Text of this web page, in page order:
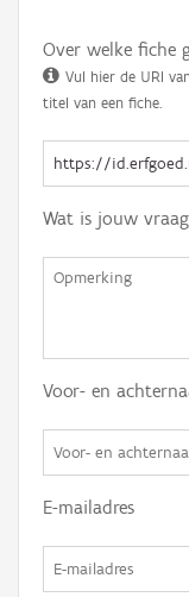
Over welke fiche
Vul hier de URI
titel van een fiche.
Wat is jouw
Voor- en
E-mailadres